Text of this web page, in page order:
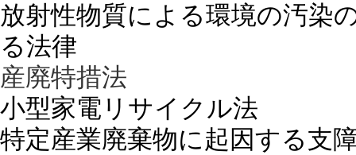
放射性物質による環境の汚染
る法律
産廃特措法
小型家電リサイクル法
特定産業廃棄物に起因する支